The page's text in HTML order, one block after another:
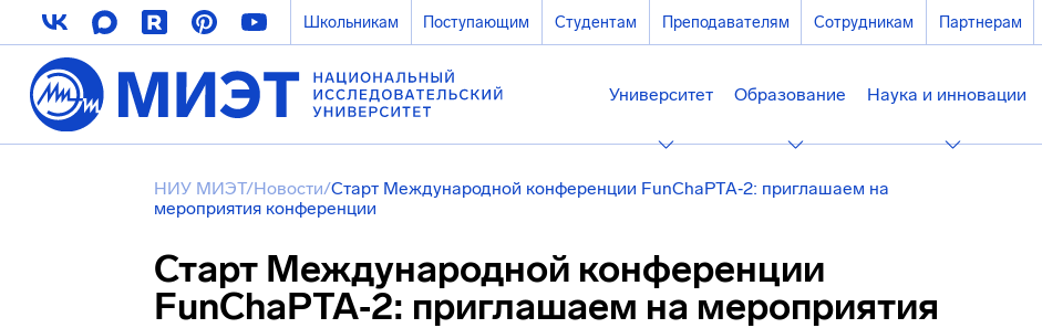
Школьникам Поступающим Студентам Преподавателям Сотрудникам Партнерам
Университет Образование Наука и инновации
НИУ МИЭТ/Новости/Старт Международной конференции FunChaPTA‑2: приглашаем на
мероприятия конференции
Старт Международной конференции
FunChaPTA‑2: приглашаем на мероприятия